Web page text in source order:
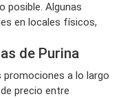
posible. Algunas
en locales físicos,
de Purina
promociones a lo largo
precio entre